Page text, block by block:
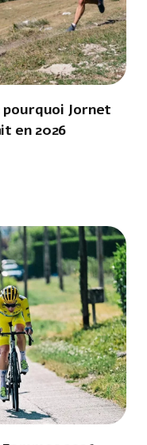
Jornet
en 2026